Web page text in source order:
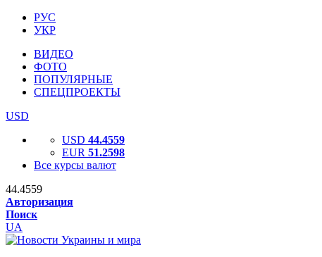
РУС
УКР
ВИДЕО
ФОТО
ПОПУЛЯРНЫЕ
СПЕЦПРОЕКТЫ
USD
USD 44.4559
EUR 51.2598
Все курсы валют
44.4559
Авторизация
Поиск
UA